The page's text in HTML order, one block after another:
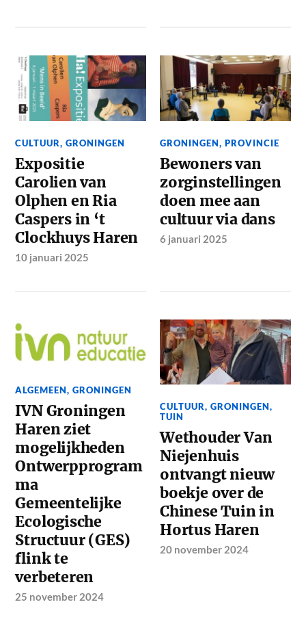
CULTUUR,GRONINGEN
Expositie
Carolien van
Olphen en Ria
Caspers in ‘t
Clockhuys Haren
10 januari 2025
GRONINGEN,PROVINCIE
Bewoners van
zorginstellingen
doen mee aan
cultuur via dans
6 januari 2025
ALGEMEEN,GRONINGEN
IVN Groningen
Haren ziet
mogelijkheden
Ontwerpprogram
ma
Gemeentelijke
Ecologische
Structuur (GES)
flink te
verbeteren
25 november 2024
CULTUUR,GRONINGEN,
TUIN
Wethouder Van
Niejenhuis
ontvangt nieuw
boekje over de
Chinese Tuin in
Hortus Haren
20 november 2024